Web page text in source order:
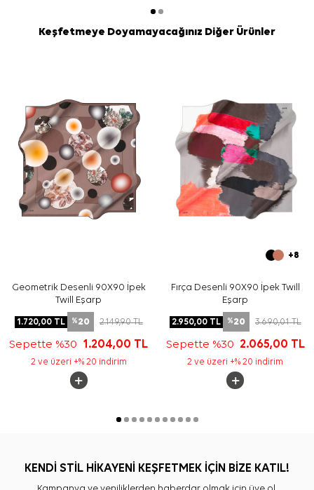
Keşfetmeye Doyamayacağınız Diğer Ürünler
Geometrik Desenli 90X90 İpek
Twill Eşarp
1.720,00TL %20 2.149,90TL
Sepette %30 1.204,00 TL
2 ve üzeri +% 20 indirim
+8
Fırça Desenli 90X90 İpek Twill
Eşarp
2.950,00TL %20 3.690,01TL
Sepette %30 2.065,00 TL
2 ve üzeri +% 20 indirim
KENDİ STİL HİKAYENİ KEŞFETMEK İÇİN BİZE KATIL!